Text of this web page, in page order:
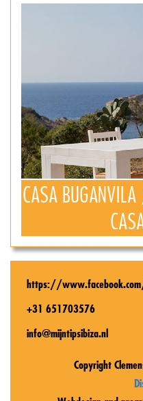
CASA
https://
+31 651703576
info@mijntipsibiza.nl
Copyright